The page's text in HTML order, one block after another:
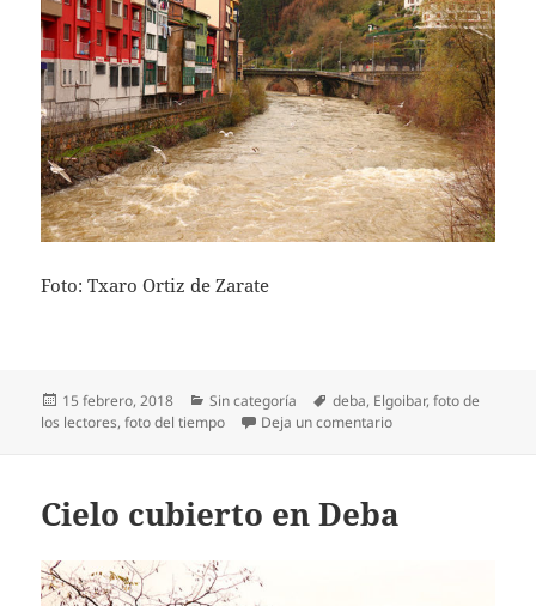
Foto: Txaro Ortiz de Zarate
Publicado
el
15 febrero, 2018 Categorías
Sin categoría Etiquetas
deba, Elgoibar,foto de
los lectores,foto del tiempo Deja un comentarioen El río Deba, tras
Cielo cubierto en Deba